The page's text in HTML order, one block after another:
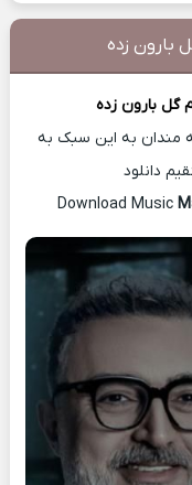
بارون زده
گل بارون زده
مندان به این سبک به
دانلود